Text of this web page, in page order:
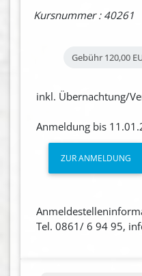
Kursnummer : 40261
Gebühr 120,00
inkl. Übernachtung/
Anmeldung bis
ZUR ANMELDUNG
Tel. 0861/ 6 94 95,